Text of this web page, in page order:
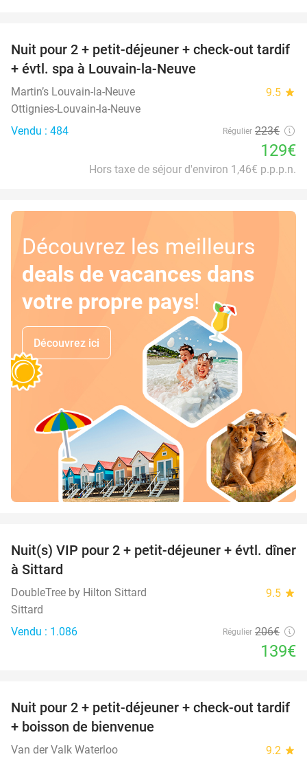
42%
Nuit pour 2 + petit-déjeuner + check-out tardif
+ évtl. spa à Louvain-la-Neuve
Martin’s Louvain-la-Neuve 9.5 star
Ottignies-Louvain-la-Neuve
Vendu : 484
Régulier 223€
129€
Hors taxe de séjour d'environ 1,46€ p.p.p.n.
Découvrez les meilleurs
deals de vacances dans
votre propre pays!
Découvrez ici
33%
Nuit(s) VIP pour 2 + petit-déjeuner + évtl. dîner
à Sittard
DoubleTree by Hilton Sittard 9.5 star
Sittard
Vendu : 1.086
Régulier 206€
139€
Nuit pour 2 + petit-déjeuner + check-out tardif
+ boisson de bienvenue
Van der Valk Waterloo 9.2 star